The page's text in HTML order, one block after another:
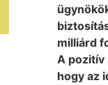
milliárd
A pozitív
hogy az